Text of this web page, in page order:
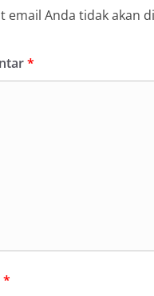
email Anda tidak akan
*
*